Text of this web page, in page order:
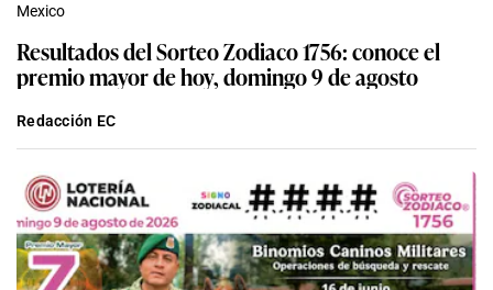
Mexico
Resultados del Sorteo Zodiaco 1756: conoce el
premio mayor de hoy, domingo 9 de agosto
Redacción EC